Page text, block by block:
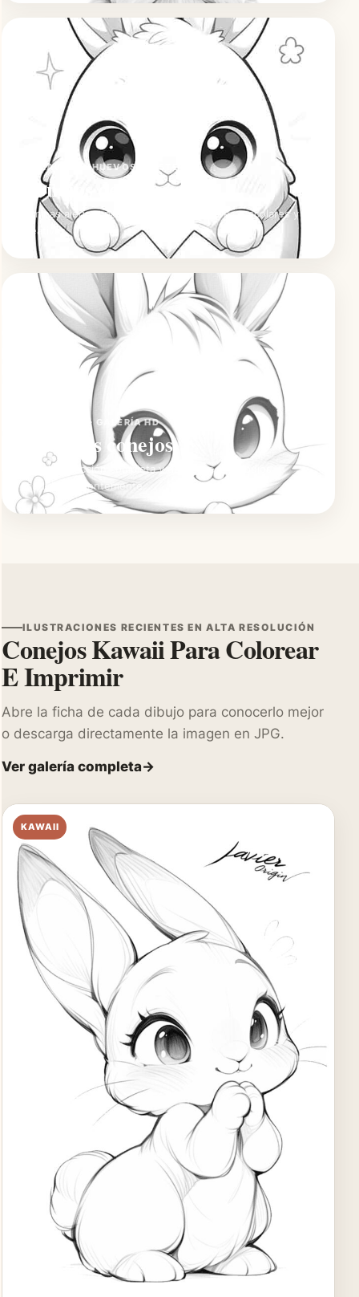
PRIMAVERA · HUEVOS · PASTELES
Conejos de Pascua
Láminas alegres para actividades familiares, escolares y
creativas.
NOVEDADES · GALERÍA HD
Todos los conejos
Abre la colección completa y descubre los dibujos
añadidos recientemente.
ILUSTRACIONES RECIENTES EN ALTA RESOLUCIÓN
Conejos Kawaii Para Colorear
E Imprimir
Abre la ficha de cada dibujo para conocerlo mejor
o descarga directamente la imagen en JPG.
Ver galería completa
KAWAII